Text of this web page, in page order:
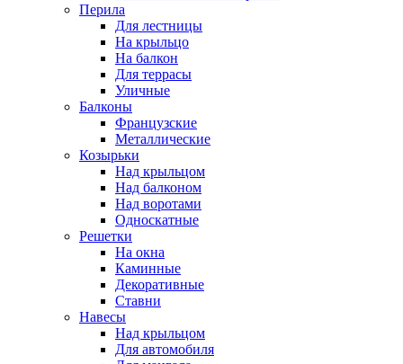
Перила
Для лестницы
На крыльцо
На балкон
Для террасы
Уличные
Балконы
Французские
Металлические
Козырьки
Над крыльцом
Над балконом
Над воротами
Односкатные
Решетки
На окна
Каминные
Декоративные
Cтавни
Навесы
Над крыльцом
Для автомобиля